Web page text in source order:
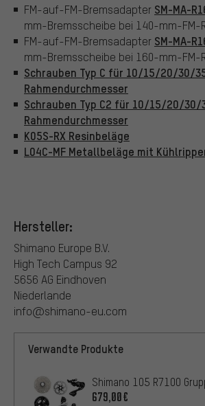
FM-auf-FM-Bremsadapter SM-MA-
mm-Bremsscheibe bei 140-mm-FM-
FM-auf-FM-Bremsadapter SM-MA-
mm-Bremsscheibe bei 160-mm-FM-
Schrauben Typ C für 10/15/20/30/
Rahmendurchmesser
Schrauben Typ C2 für 10/15/20/30/
Rahmendurchmesser
K05S-RX Resinbeläge
L04C-MF Metallbeläge mit
Hersteller:
Shimano Europe B.V.
High Tech Campus 92
5656 AG Eindhoven
Niederlande
info@shimano-eu.com
Verwandte Produkte
Shimano 105 R7100
679,00€